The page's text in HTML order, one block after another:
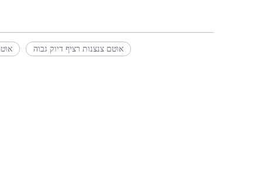
אוטם צנצנות רציף דיוק גבוה